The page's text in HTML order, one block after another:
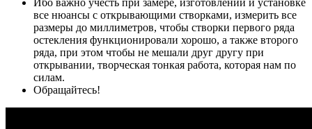
все нюансы с открывающими створками, измерить все
размеры до миллиметров, чтобы створки первого ряда
остекления функционировали хорошо, а также второго
ряда, при этом чтобы не мешали друг другу при
открывании, творческая тонкая работа, которая нам по
силам.
Обращайтесь!